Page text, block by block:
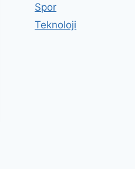
Spor
Teknoloji